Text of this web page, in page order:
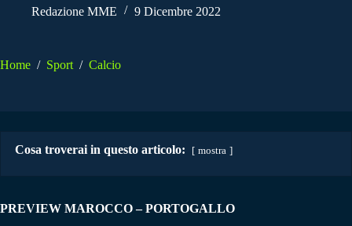
Redazione MME 9 Dicembre 2022
Home / Sport / Calcio
Cosa troverai in questo articolo: mostra
PREVIEW MAROCCO – PORTOGALLO